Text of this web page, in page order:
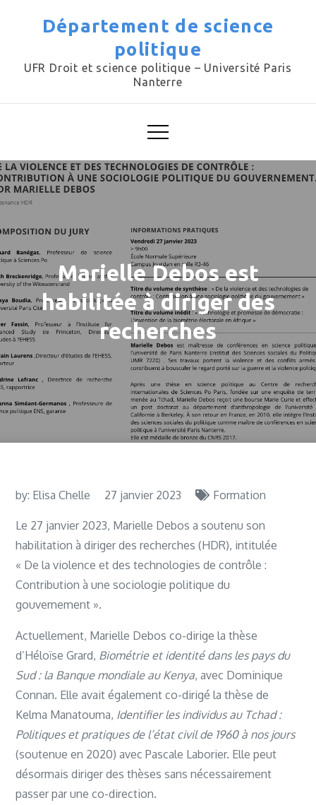
Département de science
politique
UFR Droit et science politique – Université Paris
Nanterre
Marielle Debos est
habilitée à diriger des
recherches
by: Elisa Chelle 27 janvier 2023 Formation
Le 27 janvier 2023, Marielle Debos a soutenu son
habilitation à diriger des recherches (HDR), intitulée
« De la violence et des technologies de contrôle :
Contribution à une sociologie politique du
gouvernement ».
Actuellement, Marielle Debos co-dirige la thèse
d’Héloïse Grard, Biométrie et identité dans les pays du
Sud : la Banque mondiale au Kenya, avec Dominique
Connan. Elle avait également co-dirigé la thèse de
Kelma Manatouma, Identifier les individus au Tchad :
Politiques et pratiques de l’état civil de 1960 à nos jours
(soutenue en 2020) avec Pascale Laborier. Elle peut
désormais diriger des thèses sans nécessairement
passer par une co-direction.